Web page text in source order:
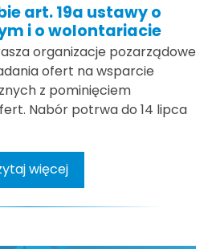
art. 19a ustawy o
i o wolontariacie
organizacje pozarządowe
ofert na wsparcie
z pominięciem
Nabór potrwa do 14 lipca
więcej